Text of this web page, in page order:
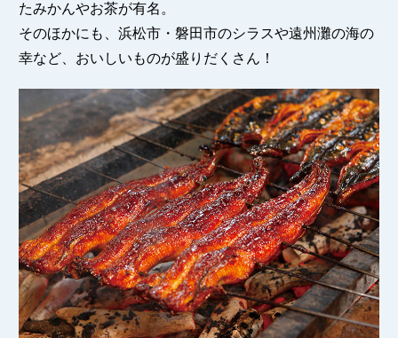
たみかんやお茶が有名。
そのほかにも、浜松市・磐田市のシラスや遠州灘の海の
幸など、おいしいものが盛りだくさん！